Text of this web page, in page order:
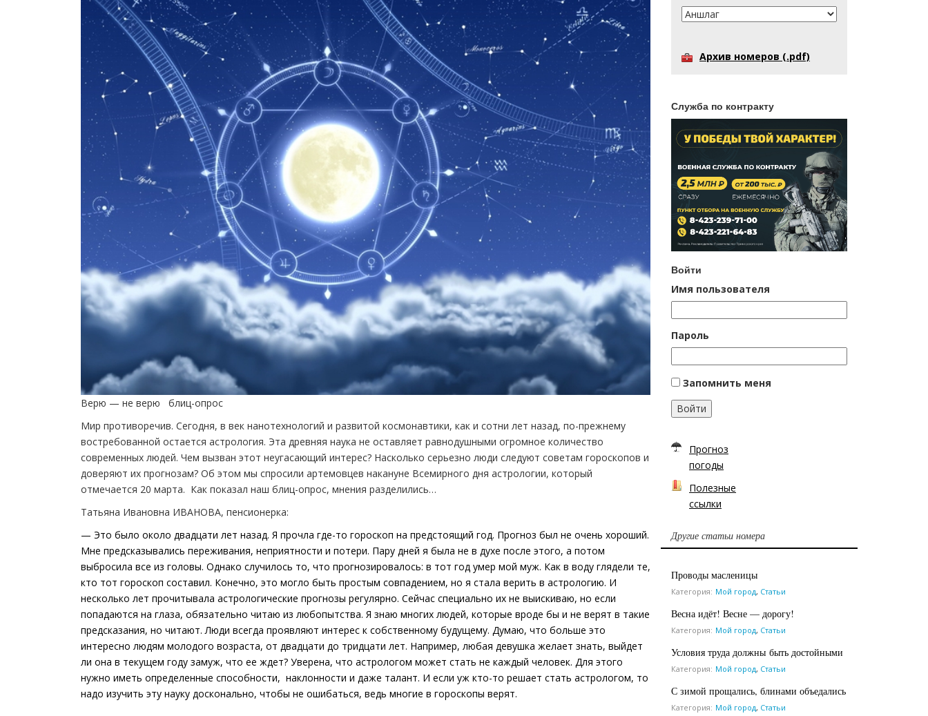
Верю — не верю блиц-опрос
Мир противоречив. Сегодня, в век нанотехнологий и развитой космонавтики, как и сотни лет назад, по-прежнему
востребованной остается астрология. Эта древняя наука не оставляет равнодушными огромное количество
современных людей. Чем вызван этот неугасающий интерес? Насколько серьезно люди следуют советам гороскопов и
доверяют их прогнозам? Об этом мы спросили артемовцев накануне Всемирного дня астрологии, который
отмечается 20 марта. Как показал наш блиц-опрос, мнения разделились…
Татьяна Ивановна ИВАНОВА, пенсионерка:
— Это было около двадцати лет назад. Я прочла где-то гороскоп на предстоящий год. Прогноз был не очень хороший.
Мне предсказывались переживания, неприятности и потери. Пару дней я была не в духе после этого, а потом
выбросила все из головы. Однако случилось то, что прогнозировалось: в тот год умер мой муж. Как в воду глядели те,
кто тот гороскоп составил. Конечно, это могло быть простым совпадением, но я стала верить в астрологию. И
несколько лет прочитывала астрологические прогнозы регулярно. Сейчас специально их не выискиваю, но если
попадаются на глаза, обязательно читаю из любопытства. Я знаю многих людей, которые вроде бы и не верят в такие
предсказания, но читают. Люди всегда проявляют интерес к собственному будущему. Думаю, что больше это
интересно людям молодого возраста, от двадцати до тридцати лет. Например, любая девушка желает знать, выйдет
ли она в текущем году замуж, что ее ждет? Уверена, что астрологом может стать не каждый человек. Для этого
нужно иметь определенные способности, наклонности и даже талант. И если уж кто-то решает стать астрологом, то
надо изучить эту науку досконально, чтобы не ошибаться, ведь многие в гороскопы верят.
Архив номеров (.pdf)
Служба по контракту
Войти
Имя пользователя
Пароль
Запомнить меня
Войти
Прогноз
погоды
Полезные
ссылки
Другие статьи номера
Проводы масленицы
Категория: Мой город, Статьи
Весна идёт! Весне — дорогу!
Категория: Мой город, Статьи
Условия труда должны быть достойными
Категория: Мой город, Статьи
С зимой прощались, блинами объедались
Категория: Мой город, Статьи